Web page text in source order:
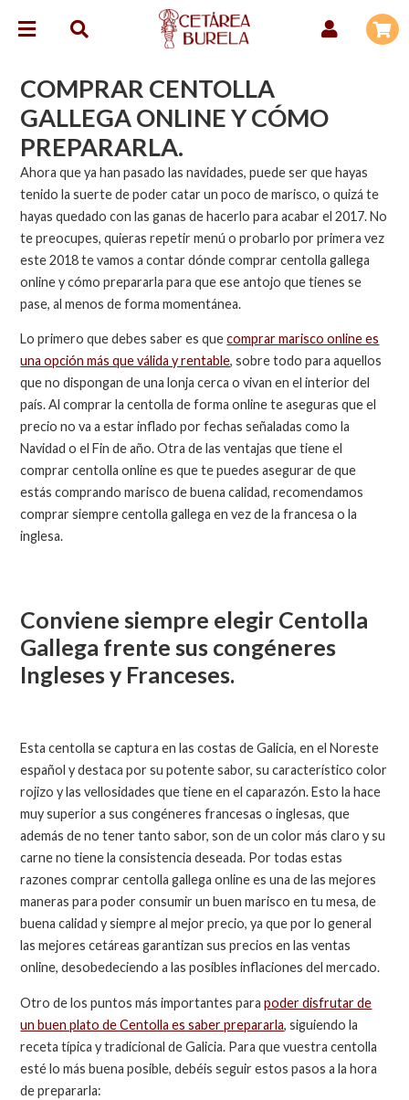
COMPRAR CENTOLLA
GALLEGA ONLINE Y CÓMO
PREPARARLA.
Ahora que ya han pasado las navidades, puede ser que hayas
tenido la suerte de poder catar un poco de marisco, o quizá te
hayas quedado con las ganas de hacerlo para acabar el 2017. No
te preocupes, quieras repetir menú o probarlo por primera vez
este 2018 te vamos a contar dónde comprar centolla gallega
online y cómo prepararla para que ese antojo que tienes se
pase, al menos de forma momentánea.
Lo primero que debes saber es quecomprar marisco online es
una opción más que válida y rentable, sobre todo para aquellos
que no dispongan de una lonja cerca o vivan en el interior del
país. Al comprar la centolla de forma online te aseguras que el
precio no va a estar inflado por fechas señaladas como la
Navidad o el Fin de año. Otra de las ventajas que tiene el
comprar centolla online es que te puedes asegurar de que
estás comprando marisco de buena calidad, recomendamos
comprar siempre centolla gallega en vez de la francesa o la
inglesa.
Conviene siempre elegir Centolla
Gallega frente sus congéneres
Ingleses y Franceses.
Esta centolla se captura en las costas de Galicia, en el Noreste
español y destaca por su potente sabor, su característico color
rojizo y las vellosidades que tiene en el caparazón. Esto la hace
muy superior a sus congéneres francesas o inglesas, que
además de no tener tanto sabor, son de un color más claro y su
carne no tiene la consistencia deseada. Por todas estas
razones comprar centolla gallega online es una de las mejores
maneras para poder consumir un buen marisco en tu mesa, de
buena calidad y siempre al mejor precio, ya que por lo general
las mejores cetáreas garantizan sus precios en las ventas
online, desobedeciendo a las posibles inflaciones del mercado.
Otro de los puntos más importantes parapoder disfrutar de
un buen plato de Centolla es saber prepararla, siguiendo la
receta típica y tradicional de Galicia. Para que vuestra centolla
esté lo más buena posible, debéis seguir estos pasos a la hora
de prepararla: